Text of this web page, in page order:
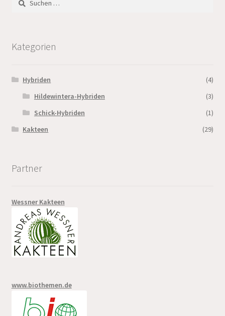
nach:
Kategorien
Hybriden
(4)
Hildewintera-Hybriden
(3)
Schick-Hybriden
(1)
Kakteen
(29)
Partner
Wessner Kakteen
www.biothemen.de